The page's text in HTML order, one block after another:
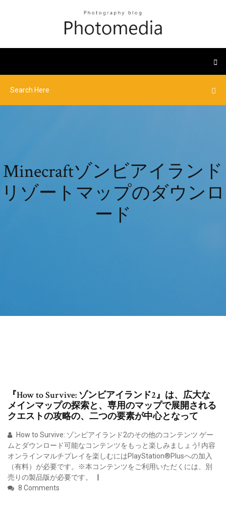
Minecraftゾンビアイランド
リゾートマップのダウンロ
ード
『How to Survive: ゾンビアイランド2』は、広大な
メインマップの探索と、専用のマップで展開される
クエストの攻略の、二つの要素が中心となって
How to Survive: ゾンビアイランド2のその他のコンテンツ ゲー
ムとダウンロード可能なコンテンツをもっと楽しみましょう! 内容
オンラインマルチプレイを楽しむにはPlayStation®Plusへの加入
（有料）が必要です。※本コンテンツをご利用いただくには、別
売りの製品版が必要です。
8 Comments